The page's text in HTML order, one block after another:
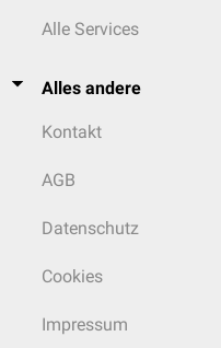
Alle Services
Alles andere
Kontakt
AGB
Datenschutz
Cookies
Impressum